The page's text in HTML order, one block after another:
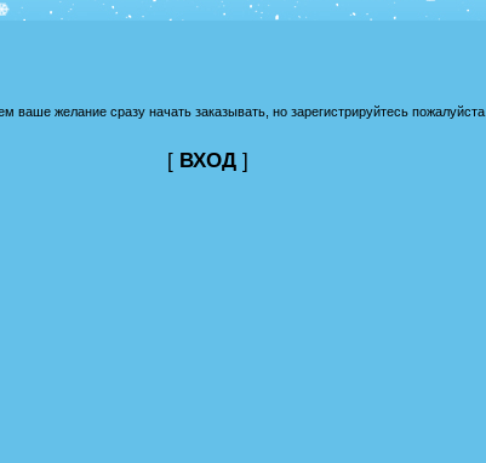
ваше желание сразу начать заказывать, но зарегистрируйтесь пожалуйста.
[ ВХОД ]